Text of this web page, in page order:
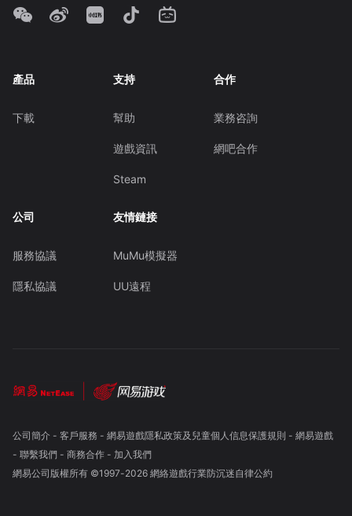
產品
下載
支持
幫助
遊戲資訊
Steam
合作
業務咨詢
網吧合作
公司
服務協議
隱私協議
友情鏈接
MuMu模擬器
UU遠程
公司簡介- 客戶服務 - 網易遊戲隱私政策及兒童個人信息保護規則 - 網易遊戲
- 聯繫我們- 商務合作- 加入我們
網易公司版權所有 ©1997-2026 網絡遊戲行業防沉迷自律公約